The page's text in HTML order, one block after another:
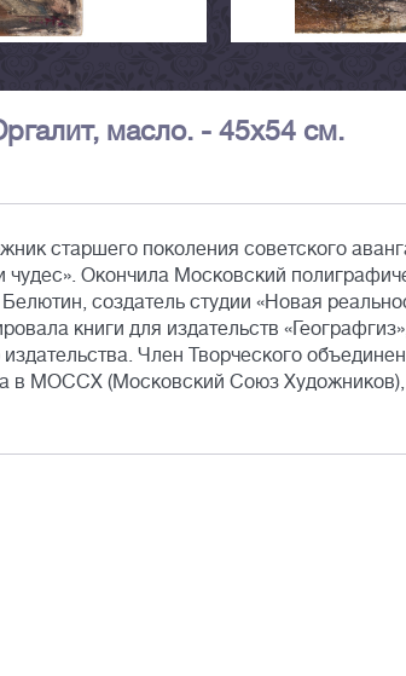
масло. - 45х54 см.
старшего поколения советского
Окончила Московский
создатель студии «Новая
книги для издательств
Член Творческого
в МОССХ (Московский Союз Художников),